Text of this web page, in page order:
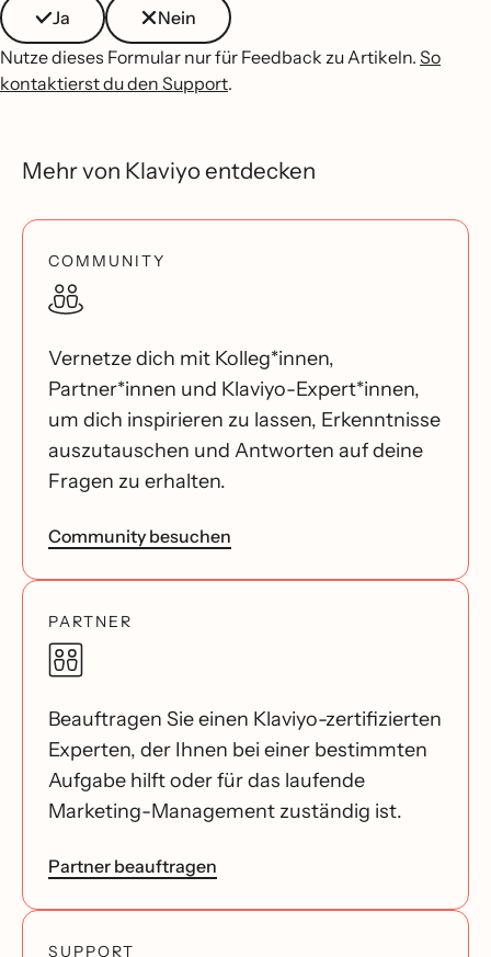
Ja
Nein
Nutze dieses Formular nur für Feedback zu Artikeln. So
kontaktierst du den Support.
Mehr von Klaviyo entdecken
COMMUNITY
Vernetze dich mit Kolleg*innen,
Partner*innen und Klaviyo-Expert*innen,
um dich inspirieren zu lassen, Erkenntnisse
auszutauschen und Antworten auf deine
Fragen zu erhalten.
Community besuchen
PARTNER
Beauftragen Sie einen Klaviyo-zertifizierten
Experten, der Ihnen bei einer bestimmten
Aufgabe hilft oder für das laufende
Marketing-Management zuständig ist.
Partner beauftragen
SUPPORT